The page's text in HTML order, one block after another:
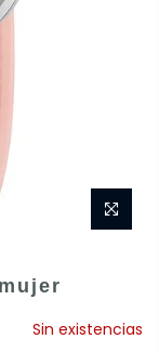
Sin existencias